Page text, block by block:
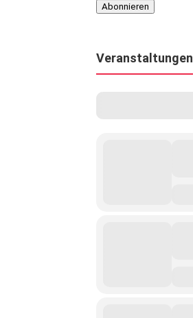
Veranstaltungen